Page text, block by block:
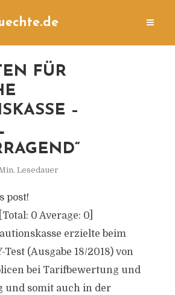
FÜR
–
Lesedauer
post!
[Total: 0 Average: 0]
erzielte beim
Test (Ausgabe 18/2018) von
bei Tarifbewertung und
und somit auch in der